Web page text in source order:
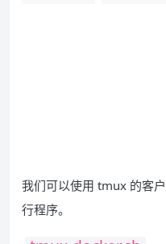
我们可以使用 tmux 的客
行程序。